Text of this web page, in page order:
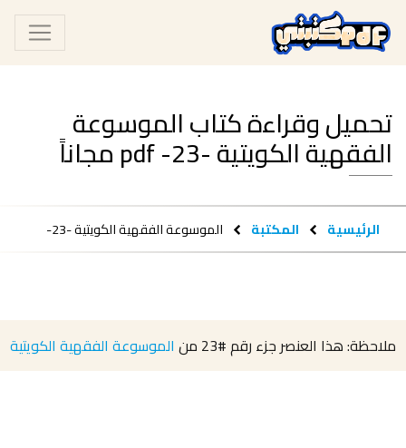
تحميل وقراءة كتاب الموسوعة
الفقهية الكويتية -23- pdf مجاناً
الرئيسية المكتبة الموسوعة الفقهية الكويتية -23-
ملاحظة: هذا العنصر جزء رقم#23 من الموسوعة الفقهية الكويتية